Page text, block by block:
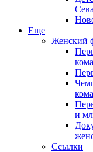
Еще
Женский
и
Ссылки